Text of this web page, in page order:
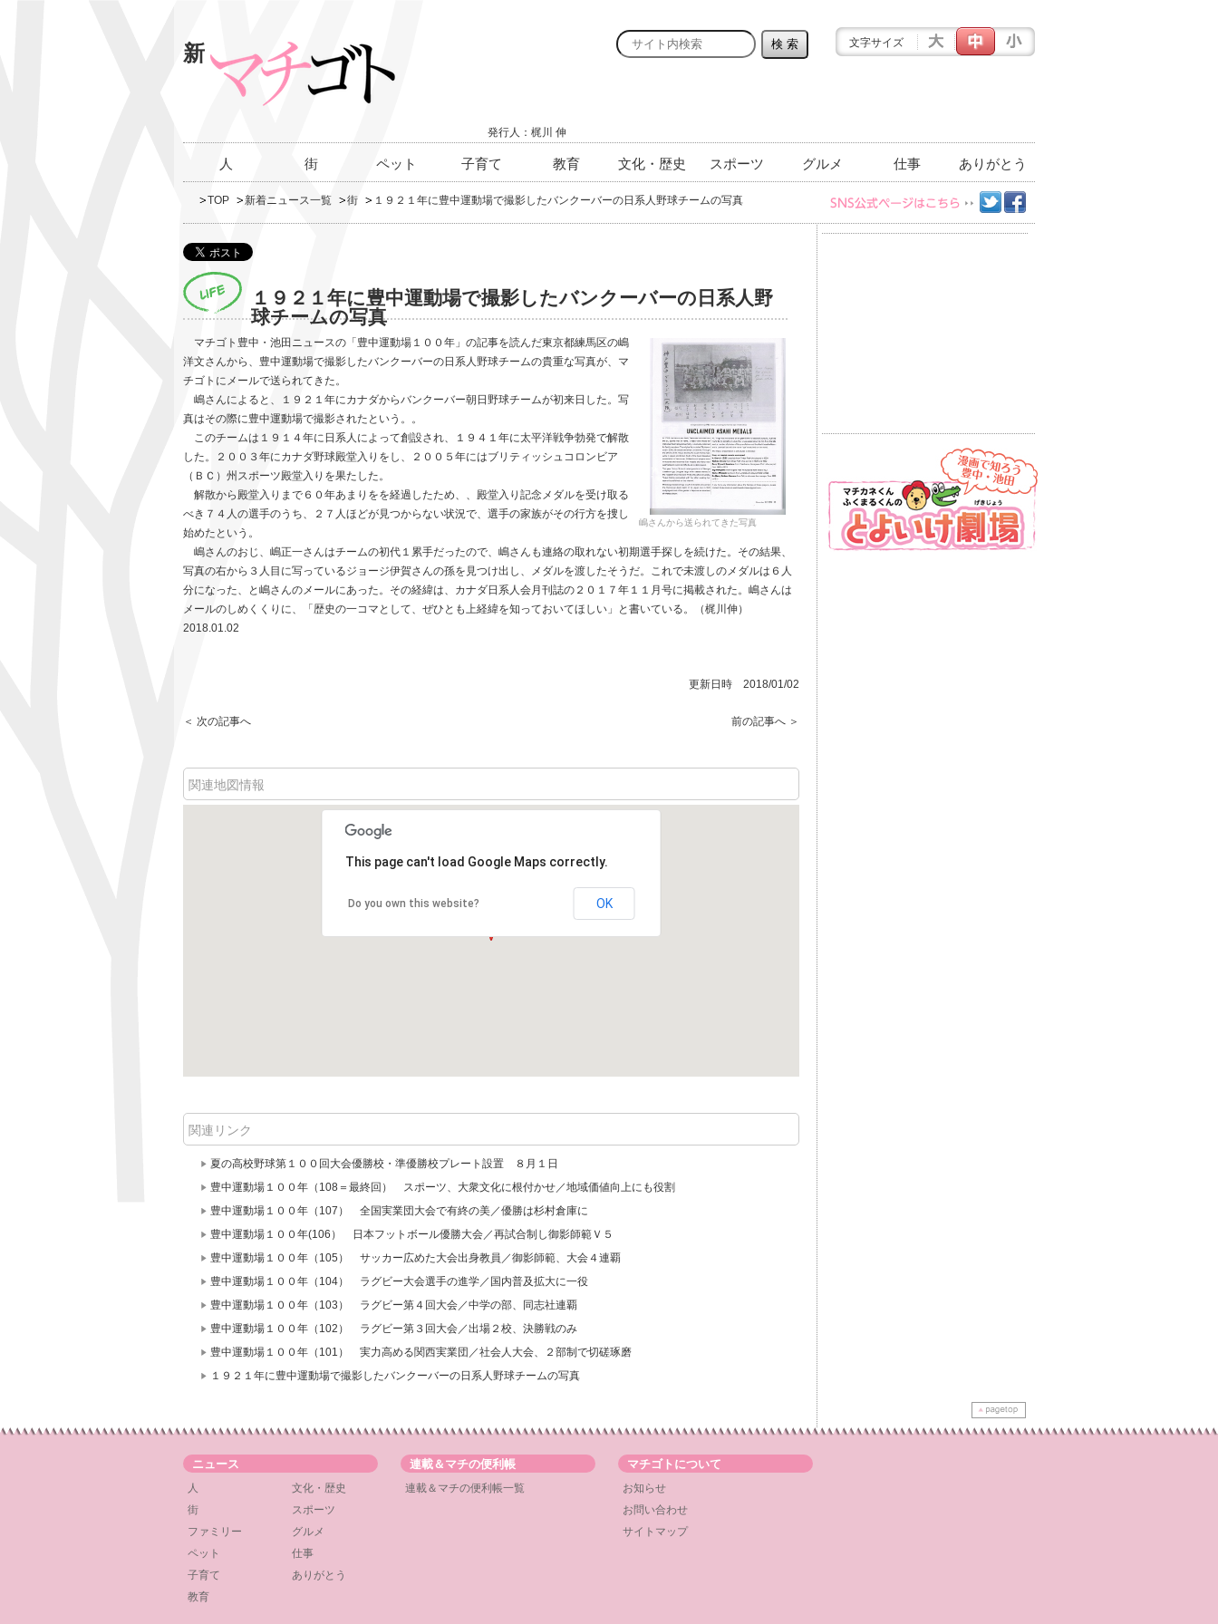
新
発行人：梶川 伸
文字サイズ
人 街 ペット 子育て 教育 文化・歴史 スポーツ グルメ 仕事 ありがとう
TOP 新着ニュース一覧 街 １９２１年に豊中運動場で撮影したバンクーバーの日系人野球チームの写真
１９２１年に豊中運動場で撮影したバンクーバーの日系人野
球チームの写真
嶋さんから送られてきた写真
マチゴト豊中・池田ニュースの「豊中運動場１００年」の記事を読んだ東京都練馬区の嶋
洋文さんから、豊中運動場で撮影したバンクーバーの日系人野球チームの貴重な写真が、マ
チゴトにメールで送られてきた。
嶋さんによると、１９２１年にカナダからバンクーバー朝日野球チームが初来日した。写
真はその際に豊中運動場で撮影されたという。。
このチームは１９１４年に日系人によって創設され、１９４１年に太平洋戦争勃発で解散
した。２００３年にカナダ野球殿堂入りをし、２００５年にはブリティッシュコロンビア
（ＢＣ）州スポーツ殿堂入りを果たした。
解散から殿堂入りまで６０年あまりをを経過したため、、殿堂入り記念メダルを受け取る
べき７４人の選手のうち、２７人ほどが見つからない状況で、選手の家族がその行方を捜し
始めたという。
嶋さんのおじ、嶋正一さんはチームの初代１累手だったので、嶋さんも連絡の取れない初期選手探しを続けた。その結果、
写真の右から３人目に写っているジョージ伊賀さんの孫を見つけ出し、メダルを渡したそうだ。これで未渡しのメダルは６人
分になった、と嶋さんのメールにあった。その経緯は、カナダ日系人会月刊誌の２０１７年１１月号に掲載された。嶋さんは
メールのしめくくりに、「歴史の一コマとして、ぜひとも上経緯を知っておいてほしい」と書いている。（梶川伸）
2018.01.02
更新日時 2018/01/02
前の記事へ ＞
＜ 次の記事へ
関連地図情報
This page can't load Google Maps correctly.
Do you own this website? OK
関連リンク
夏の高校野球第１００回大会優勝校・準優勝校プレート設置 ８月１日
豊中運動場１００年（108＝最終回） スポーツ、大衆文化に根付かせ／地域価値向上にも役割
豊中運動場１００年（107） 全国実業団大会で有終の美／優勝は杉村倉庫に
豊中運動場１００年(106） 日本フットボール優勝大会／再試合制し御影師範Ｖ５
豊中運動場１００年（105） サッカー広めた大会出身教員／御影師範、大会４連覇
豊中運動場１００年（104） ラグビー大会選手の進学／国内普及拡大に一役
豊中運動場１００年（103） ラグビー第４回大会／中学の部、同志社連覇
豊中運動場１００年（102） ラグビー第３回大会／出場２校、決勝戦のみ
豊中運動場１００年（101） 実力高める関西実業団／社会人大会、２部制で切磋琢磨
１９２１年に豊中運動場で撮影したバンクーバーの日系人野球チームの写真
ニュース
人
文化・歴史
街
スポーツ
ファミリー
グルメ
ペット
仕事
子育て
ありがとう
教育
連載＆マチの便利帳
連載＆マチの便利帳一覧
マチゴトについて
お知らせ
お問い合わせ
サイトマップ